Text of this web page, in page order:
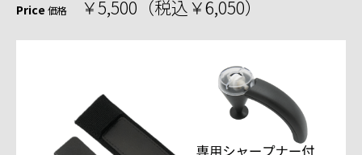
Price 価格 ￥5,500（税込￥6,050）